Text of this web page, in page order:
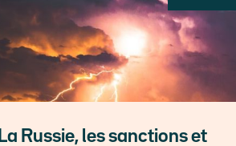
La Russie, les sanctions et